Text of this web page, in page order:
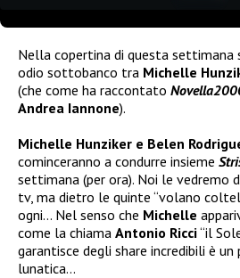
Nella copertina di questa settimana
odio sottobanco tra Michelle
(che come ha raccontato
Andrea Iannone).
Michelle Hunziker e Belen
cominceranno a condurre insieme
settimana (per ora). Noi le vedremo
tv, ma dietro le quinte “volano
ogni… Nel senso che Michelle
come la chiama Antonio Ricci“il
garantisce degli share incredibili è un
lunatica…